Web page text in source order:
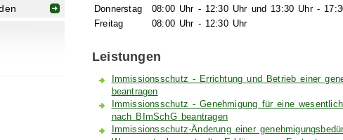
Donnerstag
08:00 Uhr- 12:30 Uhrund 13:30 Uhr-
Freitag
08:00 Uhr- 12:30 Uhr
Leistungen
Immissionsschutz - Errichtung und Betrieb einer
beantragen
Immissionsschutz - Genehmigung für eine
nach BImSchG beantragen
Immissionsschutz-Änderung einer